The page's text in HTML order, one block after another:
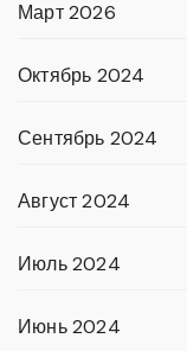
Март 2026
Октябрь 2024
Сентябрь 2024
Август 2024
Июль 2024
Июнь 2024